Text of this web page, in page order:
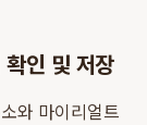
인 및 저장
와 마이리얼트